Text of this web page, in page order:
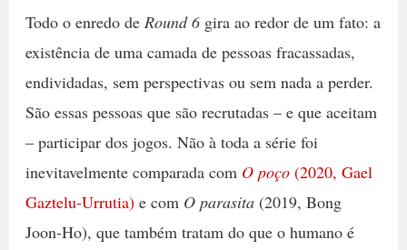
Todo o enredo de Round 6gira ao redor de um fato: a
existência de uma camada de pessoas fracassadas,
endividadas, sem perspectivas ou sem nada a perder.
São essas pessoas que são recrutadas – e que aceitam
– participar dos jogos. Não à toda a série foi
inevitavelmente comparada com O poço(2020, Gael
Gaztelu-Urrutia)e com O parasita(2019, Bong
Joon-Ho), que também tratam do que o humano é